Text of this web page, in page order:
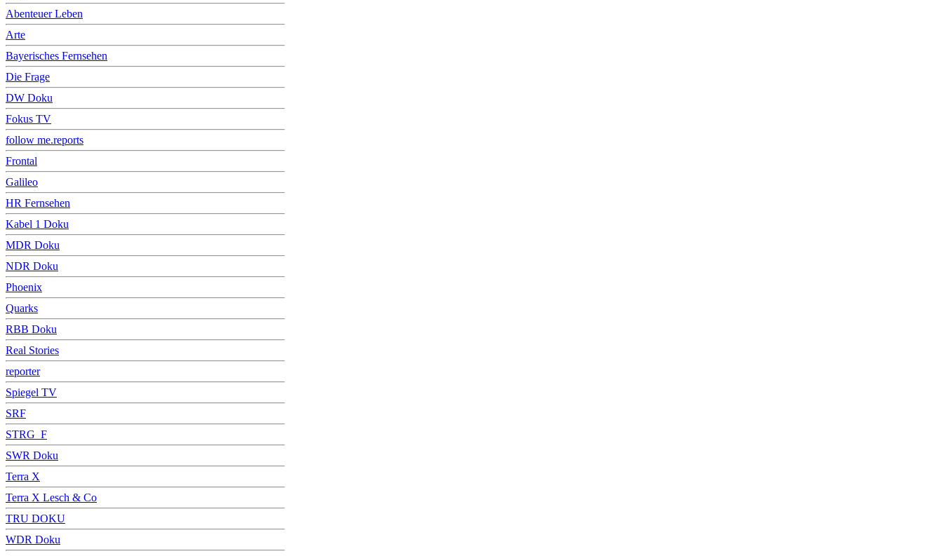
Abenteuer Leben
Arte
Bayerisches Fernsehen
Die Frage
DW Doku
Fokus TV
follow me.reports
Frontal
Galileo
HR Fernsehen
Kabel 1 Doku
MDR Doku
NDR Doku
Phoenix
Quarks
RBB Doku
Real Stories
reporter
Spiegel TV
SRF
STRG_F
SWR Doku
Terra X
Terra X Lesch & Co
TRU DOKU
WDR Doku